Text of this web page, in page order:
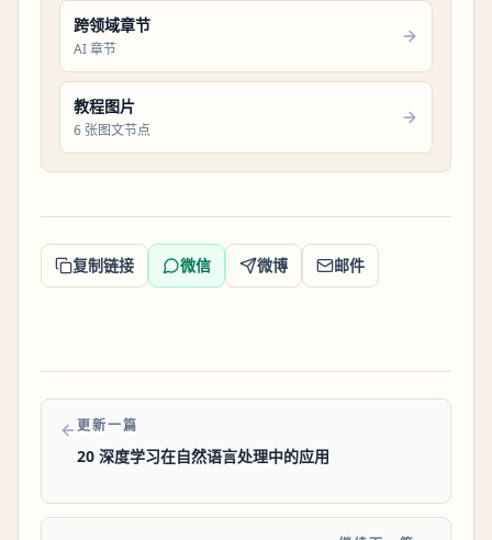
跨领域章节
AI 章节
教程图片
6 张图文节点
复制链接 微信 微博 邮件
更新一篇
20 深度学习在自然语言处理中的应用